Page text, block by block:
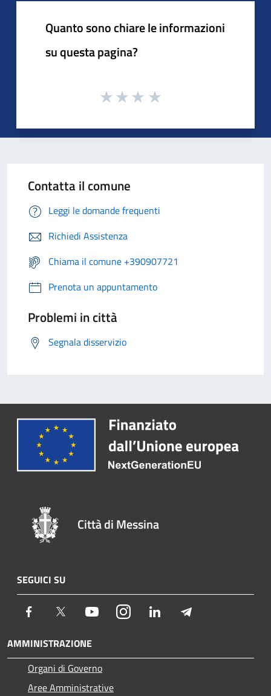
Quanto sono chiare le informazioni
su questa pagina?
Contatta il comune
Leggi le domande frequenti
Richiedi Assistenza
Chiama il comune +390907721
Prenota un appuntamento
Problemi in città
Segnala disservizio
Città di Messina
SEGUICI SU
Facebook Twitter YoutubeInstagram LinkedIn
AMMINISTRAZIONE
Organi di Governo
Aree Amministrative